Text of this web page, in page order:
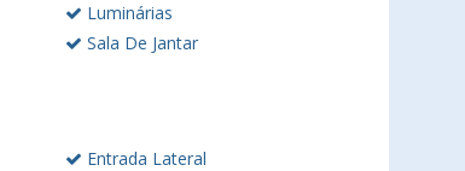
Luminárias
Sala De Jantar
Entrada Lateral